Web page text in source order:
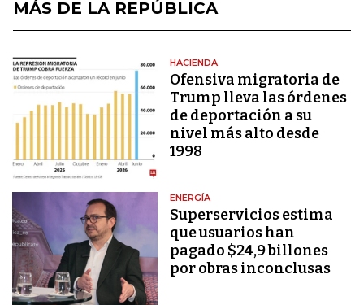
MÁS DE LA REPÚBLICA
HACIENDA
Ofensiva migratoria de
Trump lleva las órdenes
de deportación a su
nivel más alto desde
1998
ENERGÍA
Superservicios estima
que usuarios han
pagado $24,9 billones
por obras inconclusas